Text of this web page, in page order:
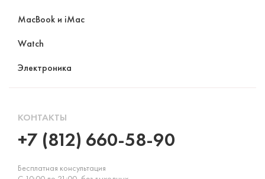
MacBook и iMac
Watch
Электроника
КОНТАКТЫ
+7 (812) 660-58-90
Бесплатная консультация